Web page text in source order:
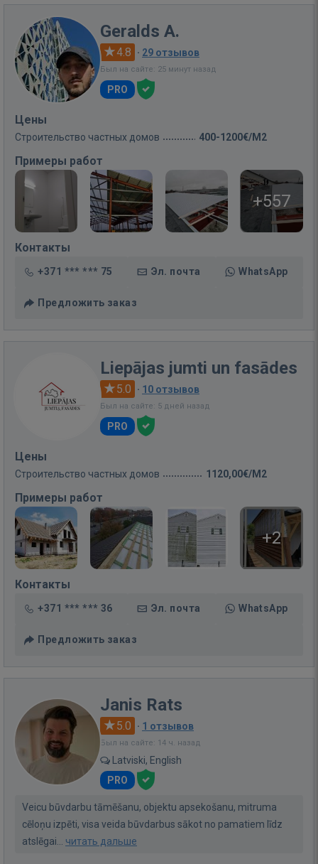
Geralds A.
4.8 · 29 отзывов
Был на сайте: 25 минут назад
PRO
Цены
Строительство частных домов 400-1200€/M2
Примеры работ
+557
Контакты
+371 *** *** 75 Эл. почта WhatsApp
Предложить заказ
Liepājas jumti un fasādes
5.0 · 10 отзывов
Был на сайте: 5 дней назад
PRO
Цены
Строительство частных домов 1120,00€/M2
Примеры работ
+2
Контакты
+371 *** *** 36 Эл. почта WhatsApp
Предложить заказ
Janis Rats
5.0 · 1 отзывов
Был на сайте: 14 ч. назад
Latviski, English
PRO
Veicu būvdarbu tāmēšanu, objektu apsekošanu, mitruma
cēloņu izpēti, visa veida būvdarbus sākot no pamatiem līdz
atslēgai... читать дальше